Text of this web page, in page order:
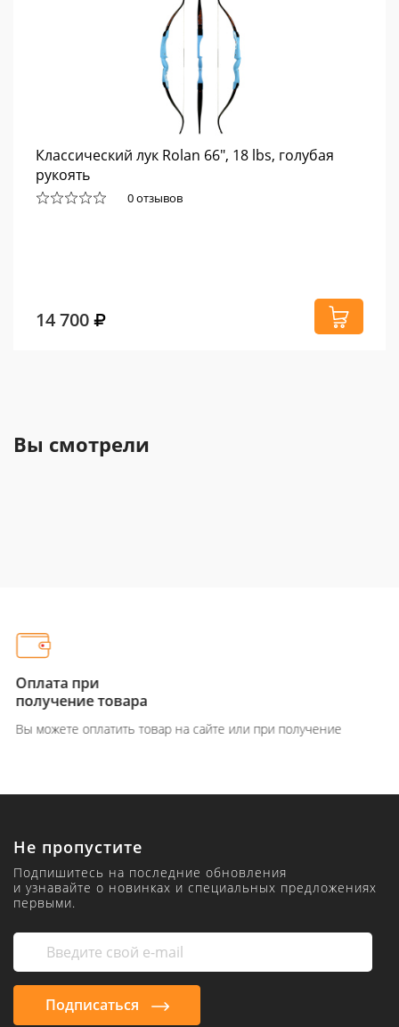
Классический лук Rolan 66", 18 lbs, голубая
рукоять
0 отзывов
14 700
Вы смотрели
Оплата при
получение товара
Вы можете оплатить товар на сайте или при получение
Не пропустите
Подпишитесь на последние обновления
и узнавайте о новинках и специальных предложениях
первыми.
Подписаться